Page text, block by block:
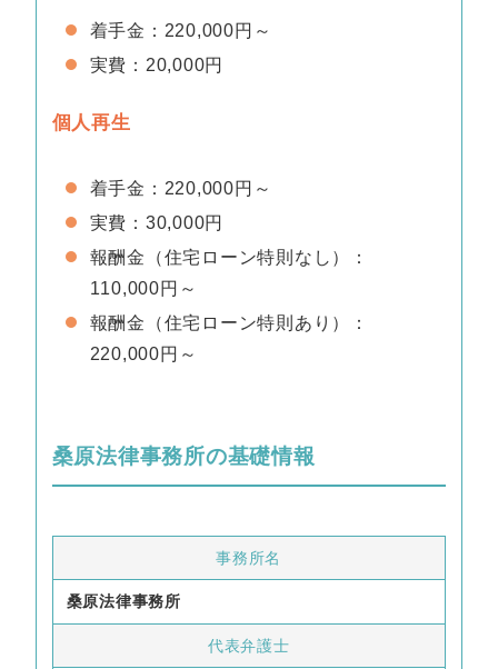
着手金：220,000円～
実費：20,000円
個人再生
着手金：220,000円～
実費：30,000円
報酬金（住宅ローン特則なし）：
110,000円～
報酬金（住宅ローン特則あり）：
220,000円～
桑原法律事務所の基礎情報
事務所名
桑原法律事務所
代表弁護士